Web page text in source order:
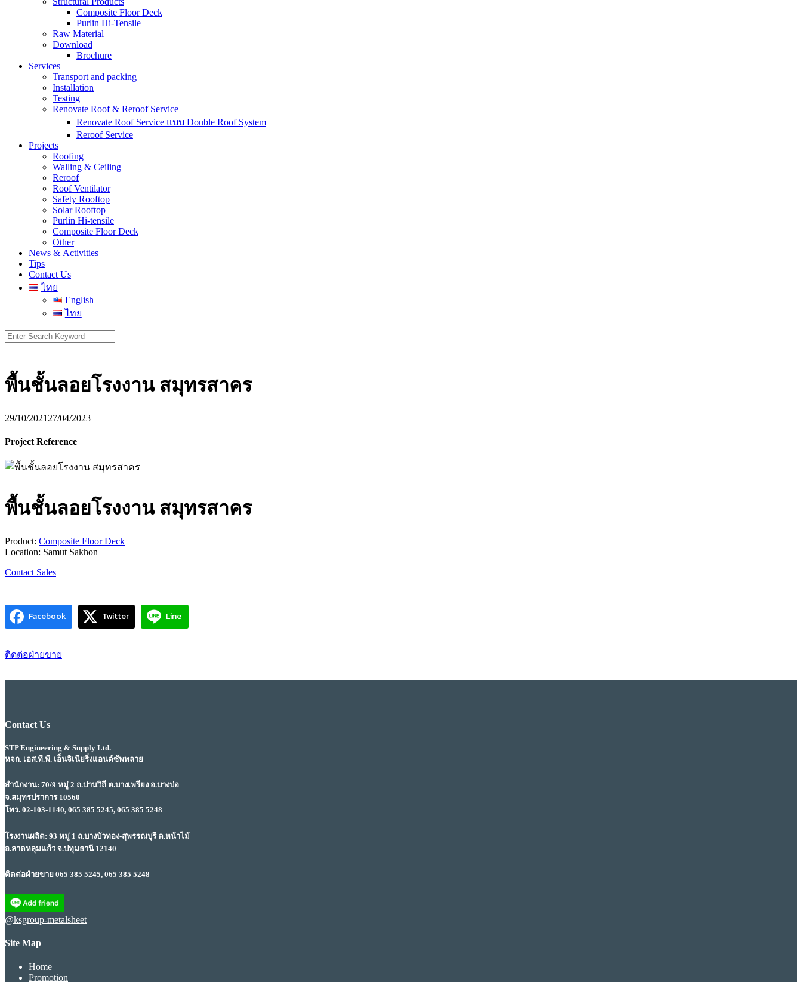
Composite Floor Deck
Purlin Hi-Tensile
Raw Material
Download
Brochure
Services
Transport and packing
Installation
Testing
Renovate Roof & Reroof Service
Renovate Roof Service แบบ Double Roof System
Reroof Service
Projects
Roofing
Walling & Ceiling
Reroof
Roof Ventilator
Safety Rooftop
Solar Rooftop
Purlin Hi-tensile
Composite Floor Deck
Other
News & Activities
Tips
Contact Us
ไทย
English
ไทย
Search
for:
พื้นชั้นลอยโรงงาน สมุทรสาคร
29/10/2021 27/04/2023
Project Reference
พื้นชั้นลอยโรงงาน สมุทรสาคร
Product: Composite Floor Deck
Location: Samut Sakhon
Contact Sales
Facebook Twitter Line
ติดต่อฝ่ายขาย
Contact Us
STP Engineering & Supply Ltd.
หจก. เอส.ที.พี. เอ็นจิเนียริ่งแอนด์ซัพพลาย
สำนักงาน: 70/9 หมู่ 2 ถ.ปานวิถี ต.บางเพรียง อ.บางบ่อ
จ.สมุทรปราการ 10560
โทร. 02-103-1140, 065 385 5245, 065 385 5248
โรงงานผลิต: 93 หมู่ 1 ถ.บางบัวทอง-สุพรรณบุรี ต.หน้าไม้
อ.ลาดหลุมแก้ว จ.ปทุมธานี 12140
ติดต่อฝ่ายขาย 065 385 5245, 065 385 5248
@ksgroup-metalsheet
Site Map
Home
Promotion